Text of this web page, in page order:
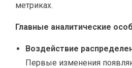
метриках.
Главные аналитические
Воздействие
Первые изменения